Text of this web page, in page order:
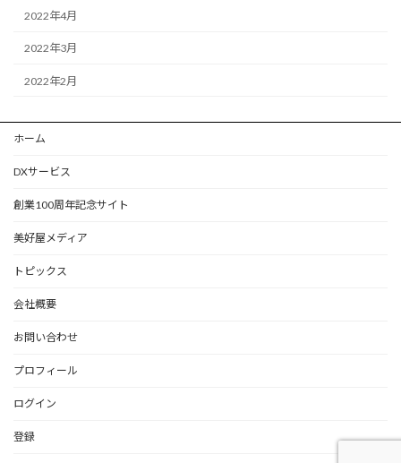
2022年4月
2022年3月
2022年2月
ホーム
DXサービス
創業100周年記念サイト
美好屋メディア
トピックス
会社概要
お問い合わせ
プロフィール
ログイン
登録